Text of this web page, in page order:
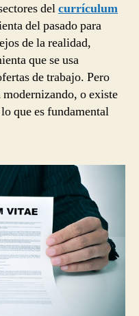
delcurrículum
del pasado para
de la realidad,
que se usa
de trabajo. Pero
o existe
que es fundamental